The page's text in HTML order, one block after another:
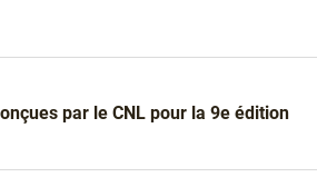
par le CNL pour la 9e édition